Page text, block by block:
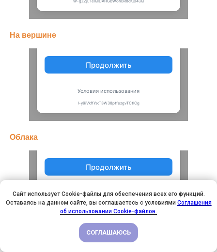
На вершине
Облака
Уроки скетчинга
У НАС ДЕНЬ РОЖДЕНИЯ! ВСЕМ СКИДКИ НА ОБУЧЕНИЕ!
ПОДРОБНЕЕ
Сайт использует Cookie-файлы для обеспечения всех его функций.
Оставаясь на данном сайте, вы соглашаетесь с условиями Соглашения
об использовании Cookie-файлов.
СОГЛАШАЮСЬ